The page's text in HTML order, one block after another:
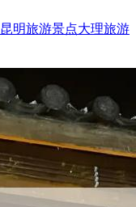
昆明旅游景点大理旅游